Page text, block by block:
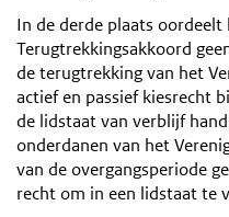
In de derde plaats
Terugtrekkingsakkoord
de terugtrekking van het
actief en passief kiesrecht
de lidstaat van verblijf
onderdanen van het
van de overgangsperiode
recht om in een lidstaat te